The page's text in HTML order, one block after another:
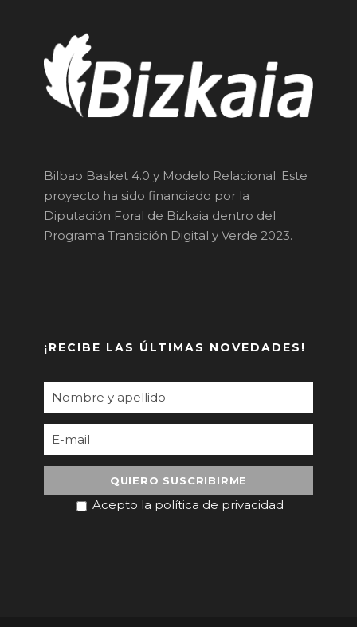
Bilbao Basket 4.0 y Modelo Relacional: Este
proyecto ha sido financiado por la
Diputación Foral de Bizkaia dentro del
Programa Transición Digital y Verde 2023.
¡RECIBE LAS ÚLTIMAS NOVEDADES!
Acepto la política de privacidad